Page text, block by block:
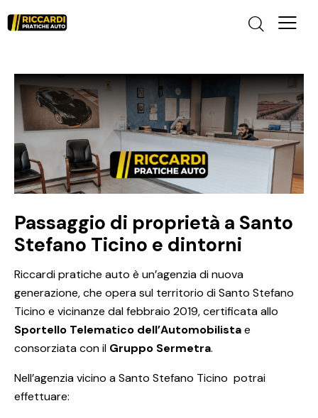
Passaggio di proprietà a Santo
Stefano Ticino e dintorni
Riccardi pratiche auto è un’agenzia di nuova
generazione, che opera sul territorio di Santo Stefano
Ticino e vicinanze dal febbraio 2019, certificata allo
Sportello Telematico dell’Automobilistae
consorziata con il Gruppo Sermetra.
Nell’agenzia vicino a Santo Stefano Ticino potrai
effettuare: